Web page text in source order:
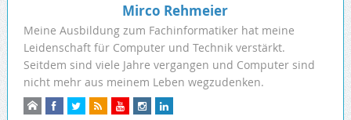
Mirco Rehmeier
Meine Ausbildung zum Fachinformatiker hat meine
Leidenschaft für Computer und Technik verstärkt.
Seitdem sind viele Jahre vergangen und Computer sind
nicht mehr aus meinem Leben wegzudenken.